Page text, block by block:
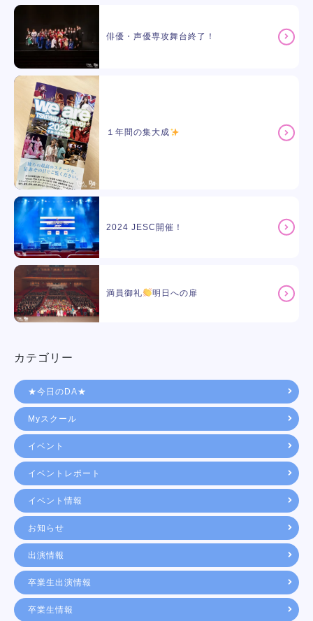
俳優・声優専攻舞台終了！
１年間の集大成
2024 JESC開催！
満員御礼 明日への扉
カテゴリー
★今日のDA★
Myスクール
イベント
イベントレポート
イベント情報
お知らせ
出演情報
卒業生出演情報
卒業生情報